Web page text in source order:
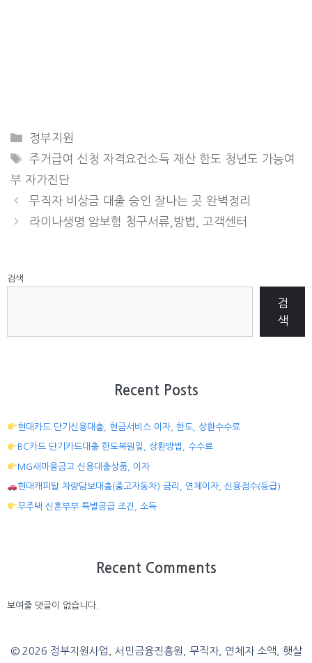
CATEGORIES
정부지원
TAGS
주거급여 신청 자격요건소득 재산 한도 청년도 가능여
부 자가진단
무직자 비상금 대출 승인 잘나는 곳 완벽정리
라이나생명 암보험 청구서류,방법, 고객센터
검색
검
색
Recent Posts
현대카드 단기신용대출, 현금서비스 이자, 한도, 상환수수료
BC카드 단기카드대출 한도복원일, 상환방법, 수수료
MG새마을금고 신용대출상품, 이자
현대캐피탈 차량담보대출(중고자동차) 금리, 연체이자, 신용점수(등급)
무주택 신혼부부 특별공급 조건, 소득
Recent Comments
보여줄 댓글이 없습니다.
© 2026 정부지원사업, 서민금융진흥원, 무직자, 연체자 소액, 햇살